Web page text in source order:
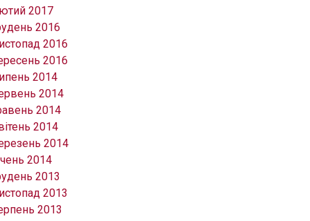
2017
2016
2016
2016
2014
2014
2014
2014
2014
2014
2013
2013
2013